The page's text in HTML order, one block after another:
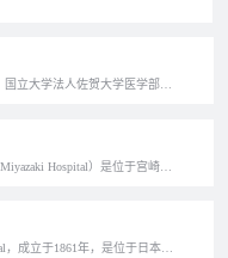
大学医学部附属病院”，2019年更名
年，被日本厚生劳动省评定为“特
佐贺大学医学部附属病院，正式名称为：国立大学法人佐贺大学医学部附属病院 Saga University Hospital，成立于1981年。位于日本佐贺县佐贺市，是一所国立性质的综合医院，做为特定功能医院，肩负着佐贺地区的医疗重任，同时也是佐贺县”直升机救护“定点医院，医院床位数604。
宮崎大学医学部附属病院（University of Miyazaki Hospital）是位于宫崎县宫崎市清竹町宫崎大学清竹校区的大学医院。医院设有29个医疗部门，632张床位。
长崎大学病院 Nagasaki University Hospital，成立于1861年，是位于日本长崎县长崎市坂本的大学医院。改名前为长崎大学医学部·齿科学部附属医院。于1994年，被日本厚生劳动省认定为特定功能医院。是世界上唯一一所经历过原子弹爆炸的医学院。